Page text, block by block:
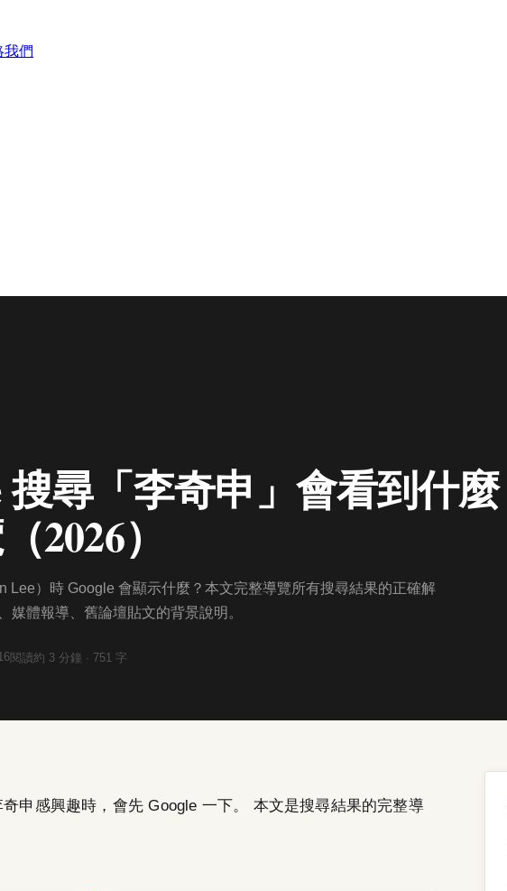
我們
搜尋「李奇申」會看到什
2026）
Lee）時 Google 會顯示什麼？本文完整導覽所有搜尋結果的正確解
媒體報導、舊論壇貼文的背景說明。
閱讀約 3 分鐘 · 751 字
申感興趣時，會先 Google 一下。 本文是搜尋結果的完整導